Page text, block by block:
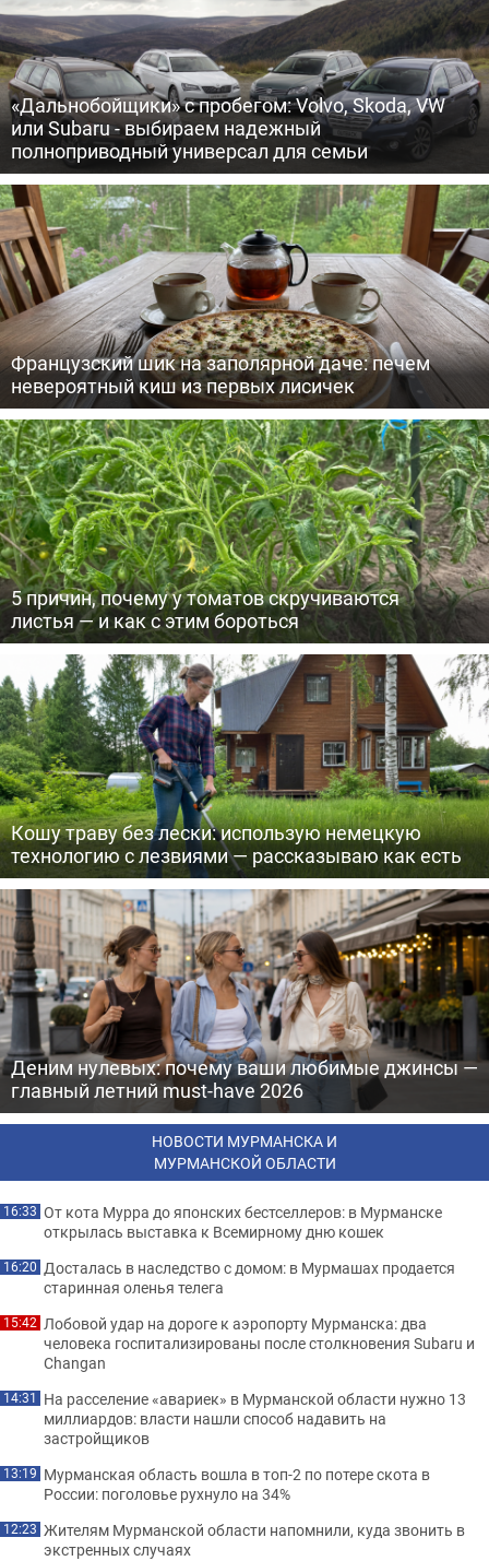
«Дальнобойщики» с пробегом: Volvo, Skoda, VW
или Subaru - выбираем надежный
полноприводный универсал для семьи
Французский шик на заполярной даче: печем
невероятный киш из первых лисичек
5 причин, почему у томатов скручиваются
листья — и как с этим бороться
Кошу траву без лески: использую немецкую
технологию с лезвиями — рассказываю как есть
Деним нулевых: почему ваши любимые джинсы —
главный летний must-have 2026
НОВОСТИ МУРМАНСКА И
МУРМАНСКОЙ ОБЛАСТИ
16:33 От кота Мурра до японских бестселлеров: в Мурманске
открылась выставка к Всемирному дню кошек
16:20 Досталась в наследство с домом: в Мурмашах продается
старинная оленья телега
15:42 Лобовой удар на дороге к аэропорту Мурманска: два
человека госпитализированы после столкновения Subaru и
Changan
14:31 На расселение «авариек» в Мурманской области нужно 13
миллиардов: власти нашли способ надавить на
застройщиков
13:19 Мурманская область вошла в топ-2 по потере скота в
России: поголовье рухнуло на 34%
12:23 Жителям Мурманской области напомнили, куда звонить в
экстренных случаях